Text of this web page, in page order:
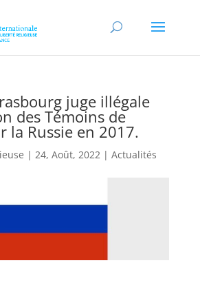
juge illégale
des Témoins de
la Russie en 2017.
| 24, Août, 2022| Actualités